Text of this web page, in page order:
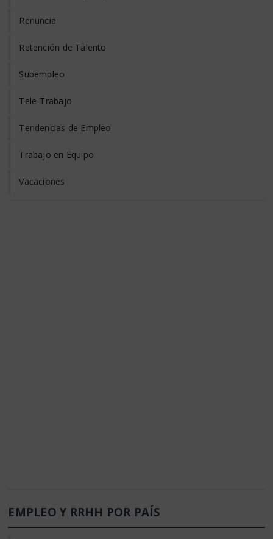
Renuncia
Retención de Talento
Subempleo
Tele-Trabajo
Tendencias de Empleo
Trabajo en Equipo
Vacaciones
EMPLEO Y RRHH POR PAÍS